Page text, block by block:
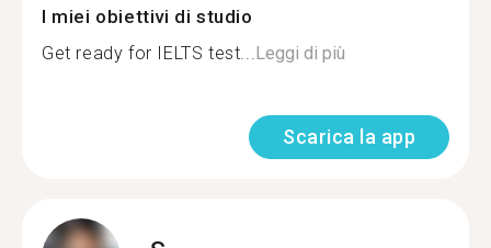
I miei obiettivi di studio
Get ready for IELTS test...Leggi di più
Scarica la app